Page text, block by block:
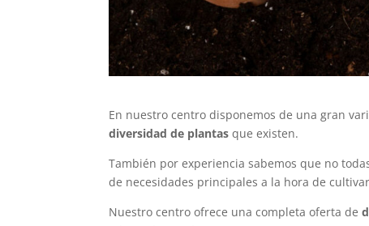
En nuestro centro disponemos de una gran
diversidad de plantas que existen.
También por experiencia sabemos que no
de necesidades principales a la hora de
Nuestro centro ofrece una completa oferta de